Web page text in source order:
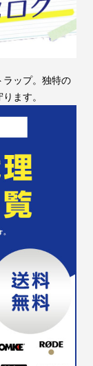
ラップ。独特の
ます。